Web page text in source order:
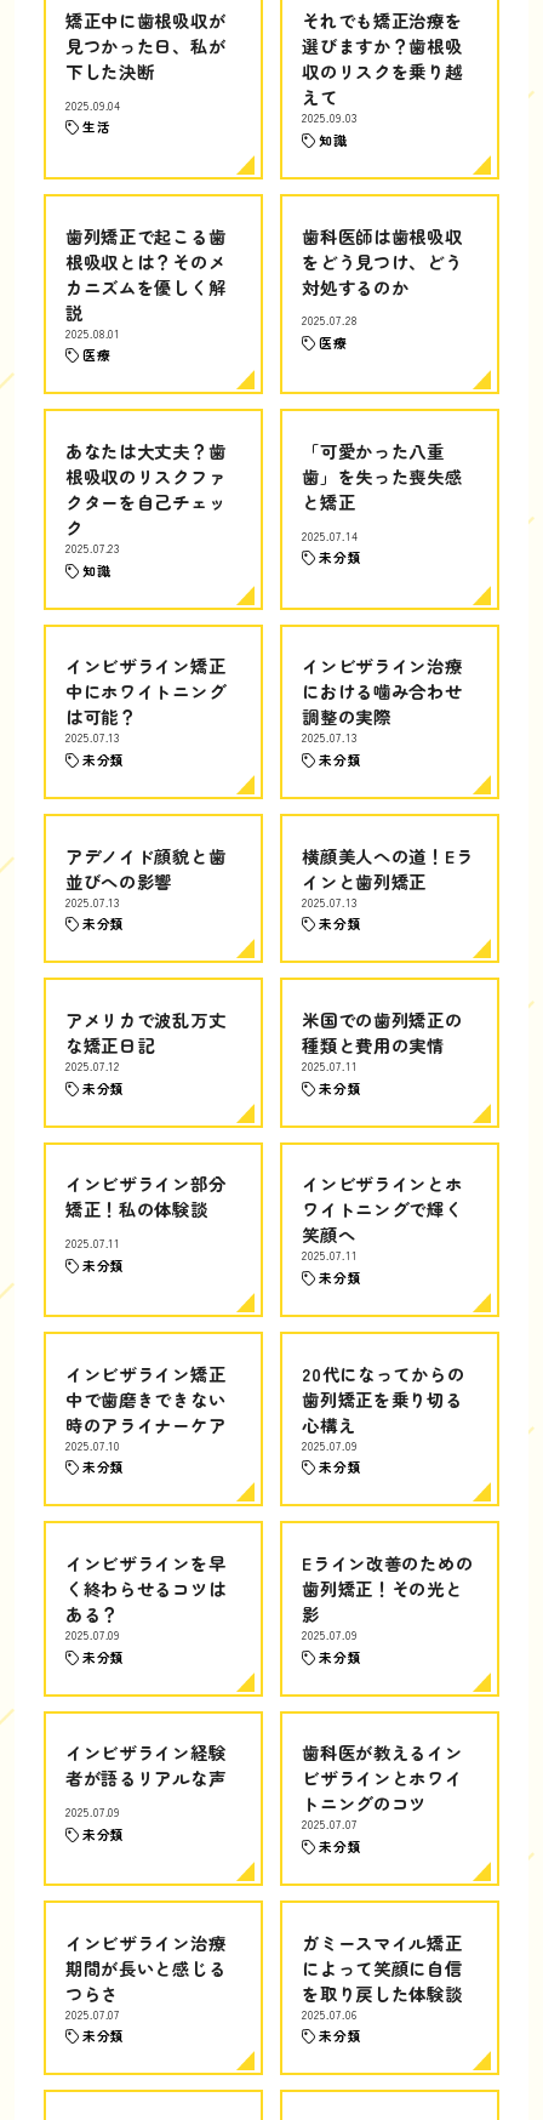
矯正中に歯根吸収が
見つかった日、私が
下した決断
2025.09.04
生活
それでも矯正治療を
選びますか？歯根吸
収のリスクを乗り越
えて
2025.09.03
知識
歯列矯正で起こる歯
根吸収とは？そのメ
カニズムを優しく解
説
2025.08.01
医療
歯科医師は歯根吸収
をどう見つけ、どう
対処するのか
2025.07.28
医療
あなたは大丈夫？歯
根吸収のリスクファ
クターを自己チェッ
ク
2025.07.23
知識
「可愛かった八重
歯」を失った喪失感
と矯正
2025.07.14
未分類
インビザライン矯正
中にホワイトニング
は可能？
2025.07.13
未分類
インビザライン治療
における噛み合わせ
調整の実際
2025.07.13
未分類
アデノイド顔貌と歯
並びへの影響
2025.07.13
未分類
横顔美人への道！Eラ
インと歯列矯正
2025.07.13
未分類
アメリカで波乱万丈
な矯正日記
2025.07.12
未分類
米国での歯列矯正の
種類と費用の実情
2025.07.11
未分類
インビザライン部分
矯正！私の体験談
2025.07.11
未分類
インビザラインとホ
ワイトニングで輝く
笑顔へ
2025.07.11
未分類
インビザライン矯正
中で歯磨きできない
時のアライナーケア
2025.07.10
未分類
20代になってからの
歯列矯正を乗り切る
心構え
2025.07.09
未分類
インビザラインを早
く終わらせるコツは
ある？
2025.07.09
未分類
Eライン改善のための
歯列矯正！その光と
影
2025.07.09
未分類
インビザライン経験
者が語るリアルな声
2025.07.09
未分類
歯科医が教えるイン
ビザラインとホワイ
トニングのコツ
2025.07.07
未分類
インビザライン治療
期間が長いと感じる
つらさ
2025.07.07
未分類
ガミースマイル矯正
によって笑顔に自信
を取り戻した体験談
2025.07.06
未分類